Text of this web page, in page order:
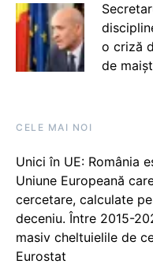
o criză
de
CELE MAI NOI
Unici în UE: România
Uniune Europeană
cercetare, calculate
deceniu. Între 2015-
masiv cheltuielile de
Eurostat